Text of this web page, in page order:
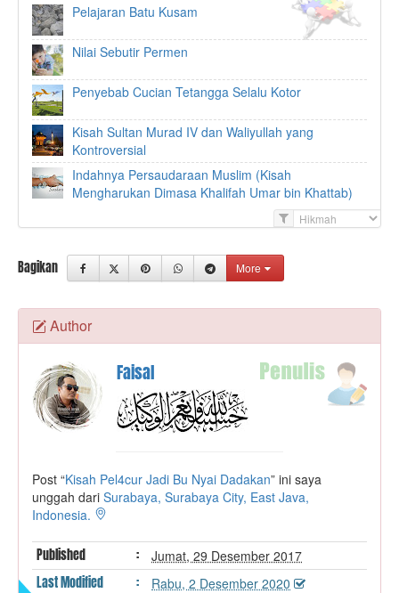
Baru?
Ophiuchus , apa itu Ophiuchus? dan apa
hubungannya dengan zodiak?
Kalau...
ByAdmininBudaya ,Referensi,Sejarah
Manfaat Utama Telur
Semua pasti tahu dan pernah makan telur,
tentu saja bukan telur manusia.
Semua pasti tahu juga bahwa telur
mengand...
Pelajaran Batu Kusam
Nilai Sebutir Permen
Penyebab Cucian Tetangga Selalu Kotor
Kisah Sultan Murad IV dan Waliyullah yang
Kontroversial
Indahnya Persaudaraan Muslim (Kisah
Mengharukan Dimasa Khalifah Umar bin Khattab)
r
Bagikan More
Author
Faisal
Post “Kisah Pel4cur Jadi Bu Nyai Dadakan” ini saya
unggah dari Surabaya, Surabaya City, East Java,
Indonesia.
Published : Jumat, 29 Desember 2017
LastModified : Rabu, 2 Desember 2020